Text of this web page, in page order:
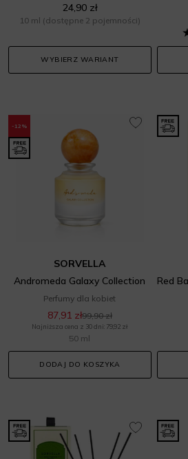
24,90 zł
10 ml (dostępne 2 pojemności)
WYBIERZ WARIANT
-12%
SORVELLA
Andromeda Galaxy Collection
Perfumy dla kobiet
87,91 zł99,90 zł
Najniższa cena z 30 dni: 79,92 zł
50 ml
DODAJ DO KOSZYKA